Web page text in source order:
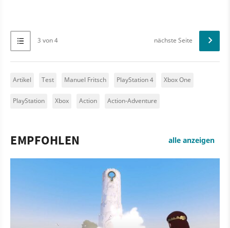
3 von 4 nächste Seite
Artikel Test Manuel Fritsch PlayStation 4 Xbox One
PlayStation Xbox Action Action-Adventure
EMPFOHLEN alle anzeigen